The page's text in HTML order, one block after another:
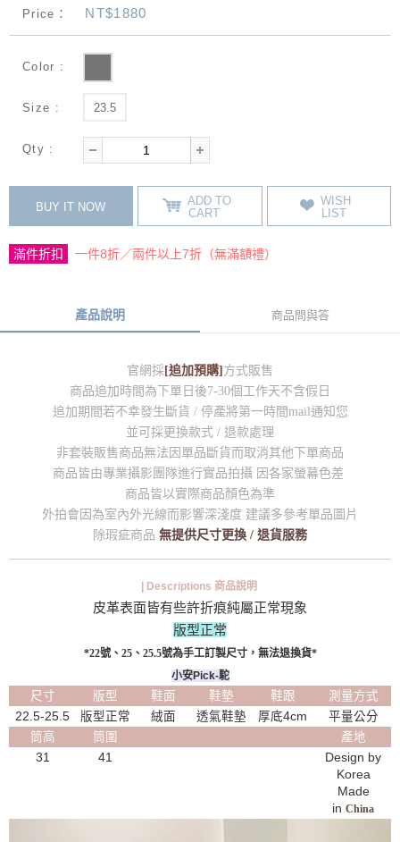
Price： NT$1880
Color :
Size : 23.5
Qty :
BUY IT NOW
ADD TO
CART
WISH
LIST
滿件折扣 一件8折／兩件以上7折（無滿額禮）
產品說明 商品問與答
官網採 [追加預購] 方式販售
商品追加時間為下單日後7-30個工作天不含假日
追加期間若不幸發生斷貨 / 停產將第一時間mail通知您
並可採更換款式 / 退款處理
非套裝販售商品無法因單品斷貨而取消其他下單商品
商品皆由專業攝影團隊進行實品拍攝 因各家螢幕色差
商品皆以實際商品顏色為準
外拍會因為室內外光線而影響深淺度 建議多參考單品圖片
除瑕疵商品 無提供尺寸更換 / 退貨服務
| Descriptions 商品說明
皮革表面皆有些許折痕純屬正常現象
版型正常
*22號、25、25.5號為手工訂製尺寸，無法退換貨*
小安Pick-駝
尺寸 版型 鞋面 鞋墊 鞋跟
測量方式
22.5-25.5
版型正常 絨面 透氣鞋墊 厚底4cm
平量公分
筒高
筒圍
產地
31
41
Design by
Korea
Made
in China